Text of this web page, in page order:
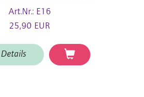
Art.Nr.: E16
25,90 EUR
Details